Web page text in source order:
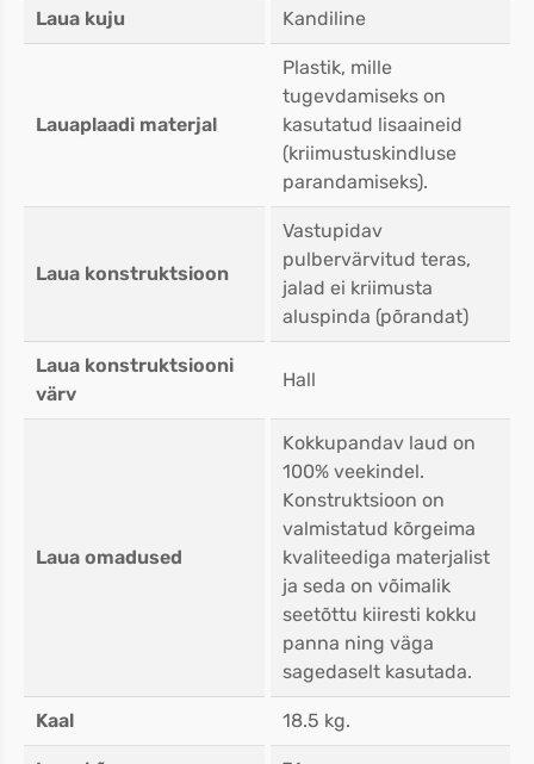
Laua kuju Kandiline
Lauaplaadi materjal
Plastik, mille
tugevdamiseks on
kasutatud lisaaineid
(kriimustuskindluse
parandamiseks).
Laua konstruktsioon
Vastupidav
pulbervärvitud teras,
jalad ei kriimusta
aluspinda (põrandat)
Laua konstruktsiooni
värv
Hall
Laua omadused
Kokkupandav laud on
100% veekindel.
Konstruktsioon on
valmistatud kõrgeima
kvaliteediga materjalist
ja seda on võimalik
seetõttu kiiresti kokku
panna ning väga
sagedaselt kasutada.
Kaal 18.5 kg.